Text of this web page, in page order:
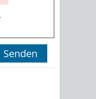
FÜR